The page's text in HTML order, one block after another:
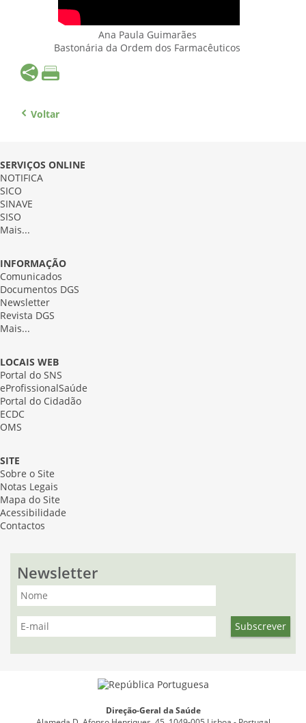
Ana Paula Guimarães
Bastonária da Ordem dos Farmacêuticos
Voltar
SERVIÇOS ONLINE
NOTIFICA
SICO
SINAVE
SISO
Mais...
INFORMAÇÃO
Comunicados
Documentos DGS
Newsletter
Revista DGS
Mais...
LOCAIS WEB
Portal do SNS
eProfissionalSaúde
Portal do Cidadão
ECDC
OMS
SITE
Sobre o Site
Notas Legais
Mapa do Site
Acessibilidade
Contactos
Newsletter
Direção-Geral da Saúde